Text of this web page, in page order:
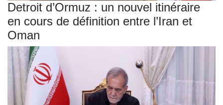
Detroit d’Ormuz : un nouvel itinéraire
en cours de définition entre l’Iran et
Oman